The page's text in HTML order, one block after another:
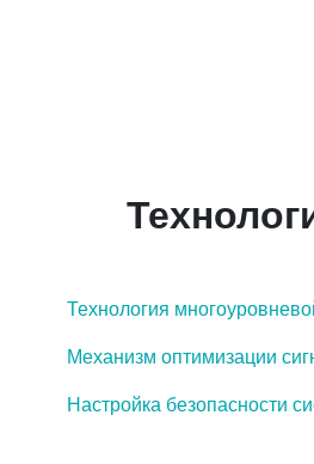
Технология
Механизм оптимизации
Настройка безопасности